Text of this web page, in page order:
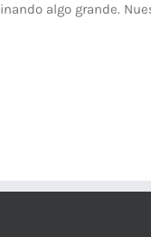
algo grande.